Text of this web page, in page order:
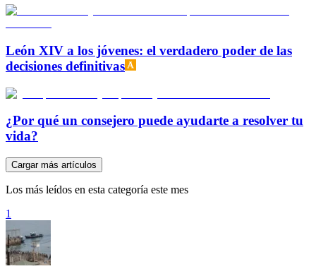
León XIV a los jóvenes: el verdadero poder de las
decisiones definitivas
¿Por qué un consejero puede ayudarte a resolver tu
vida?
Cargar más artículos
Los más leídos en esta categoría este mes
1